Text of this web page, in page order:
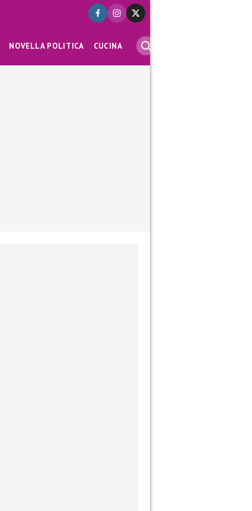
NOVELLA POLITICA CUCINA